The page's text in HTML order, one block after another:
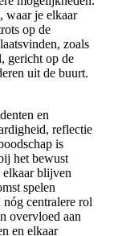
waar je elkaar
op de
zoals
gericht op de
uit de buurt.
en
reflectie
is
het bewust
blijven
spelen
centralere rol
overvloed aan
en elkaar